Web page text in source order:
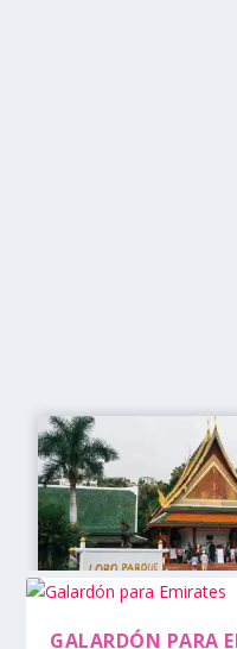
GALARDÓN PARA